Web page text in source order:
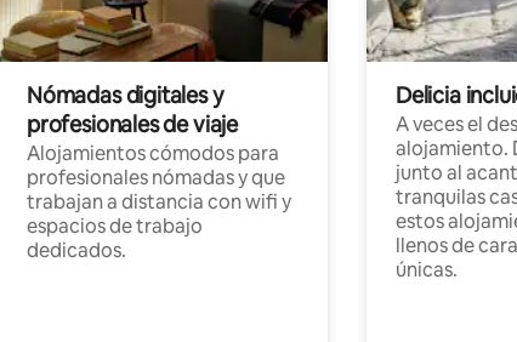
Nómadas digitales y
profesionales de viaje
Alojamientos cómodos para
profesionales nómadas y que
trabajan a distancia con wifi y
espacios de trabajo
dedicados.
Delicia
A veces el
alojamiento.
junto al
tranquilas
estos
llenos de
únicas.